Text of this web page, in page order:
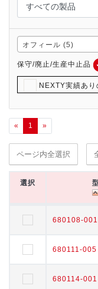
オフィール (5)
保守/廃止/生産中止品
NEXTY実績あり
« 1 »
ページ内全選択
選択
680108-001
680111-005
680114-001
選択
680108-001
680111-005
680114-001